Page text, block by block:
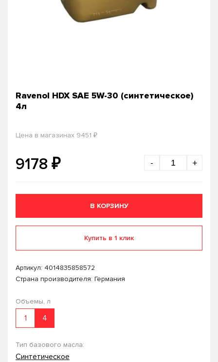
Ravenol HDX SAE 5W-30 (синтетическое)
4л
Цена в магазинах 9451 ₽
9178 ₽ - +
В КОРЗИНУ
Купить в 1 клик
Артикул: 4014835858572
Страна производителя: Германия
Объемы, л
1 4
Тип базового масла:
Синтетическое